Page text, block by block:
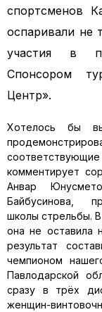
спортсменов
оспаривали не
участия в
Спонсором
Центр».
Хотелось бы
комментирует
Анвар
Байбусинова,
школы стрельбы.
она не оставила
результат
чемпионом
Павлодарской
сразу в трёх
женщин-